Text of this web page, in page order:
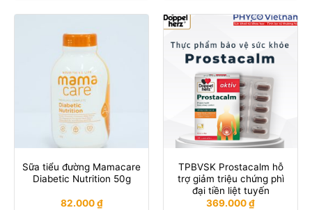
Sữa tiểu đường Mamacare
Diabetic Nutrition 50g
82.000₫
TPBVSK Prostacalm hỗ
trợ giảm triệu chứng phì
đại tiền liệt tuyến
369.000₫